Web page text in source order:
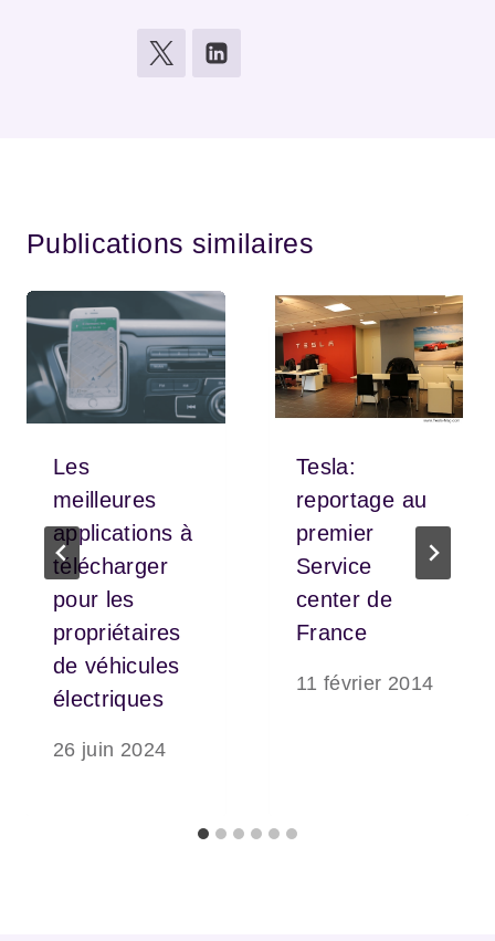
Publications similaires
Les
meilleures
applications à
télécharger
pour les
propriétaires
de véhicules
électriques
26 juin 2024
Tesla:
reportage au
premier
Service
center de
France
11 février 2014